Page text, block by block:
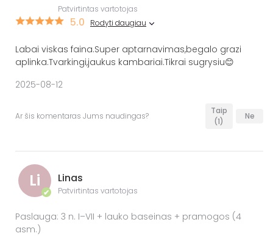
Patvirtintas vartotojas
5.0 Rodyti daugiau
Labai viskas faina.Super aptarnavimas,begalo grazi
aplinka.Tvarkingi,jaukus kambariai.Tikrai sugrysiu😊
2025-08-12
Ar šis komentaras Jums naudingas?
Taip
(1)
Ne
Li
✔
Linas
Patvirtintas vartotojas
Paslauga: 3 n. I–VII + lauko baseinas + pramogos (4
asm.)